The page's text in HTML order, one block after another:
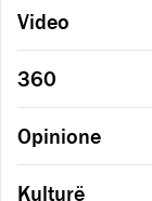
Video
360
Opinione
Kulturë